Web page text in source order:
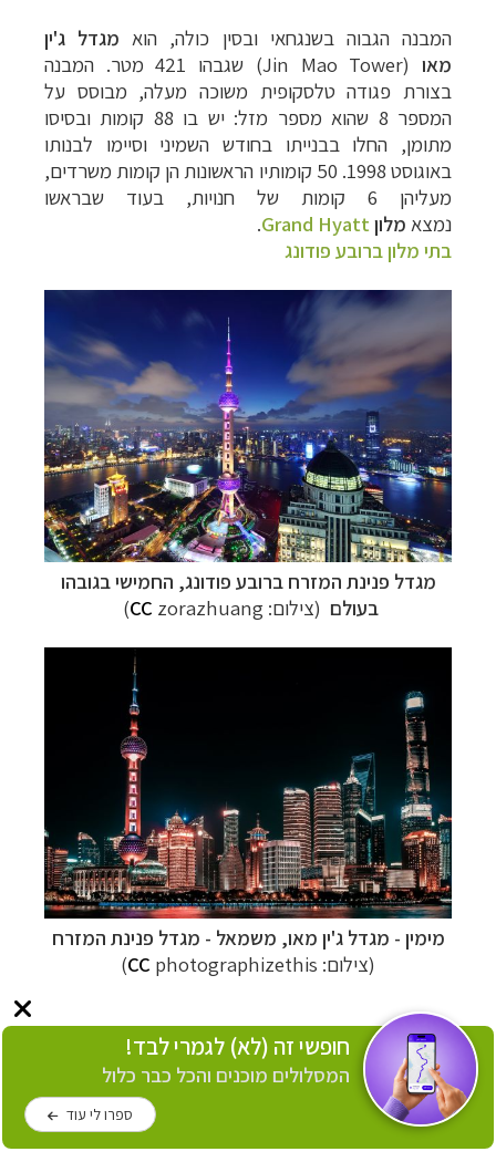
המבנה הגבוה בשנגחאי ובסין כולה, הוא מגדל ג'ין
מאו(
Jin Mao Tower
) שגבהו 421 מטר. המבנה
בצורת פגודה טלסקופית משוכה מעלה, מבוסס על
המספר 8 שהוא מספר מזל: יש בו 88 קומות ובסיסו
מתומן, החלו בבנייתו בחודש השמיני וסיימו לבנותו
באוגוסט 1998. 50 קומותיו הראשונות הן קומות משרדים,
מעליהן 6 קומות של חנויות,
בעוד שבראשו
נמצא מלוןGrand Hyatt
.
בתי מלון ברובע פודונג
מגדל פנינת המזרח ברובע פודונג, החמישי בגובהו
בעולם (צילום: CC zorazhuang
)
מימין - מגדל ג'ין מאו, משמאל - מגדל פנינת המזרח
(צילום:
CC photographizethis
)
תחבורה בשנגחאי
הגעה לעיר שנגחאי אפשרית לאחד משדות התעופה:
שדה התעופה פודונג
Shanghai Pudong
International Airport
חופשי זה (לא) לגמרי לבד!
המסלולים מוכנים והכל כבר כלול
ספרו לי עוד